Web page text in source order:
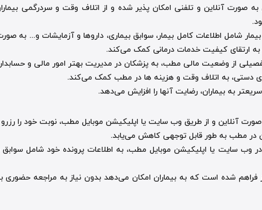
به صورت آنلاین و تلفنی امکان پذیر شده و از اتلاف وقت و سردرگمی
.
بیمار شامل اطلاعات کامل بیمار، سوابق بیماری، داروها و آزمایشات و...
به ارتقای کیفیت خدمات درمانی کمک می‌کند.
تفصیلی از وضعیت مالی مطب، به پزشکان در مدیریت بهتر امور مالی و
دستی، به اتلاف وقت و هزینه ها در مطب کمک می‌کند.
به بیماران، رضایت آنها را افزایش می‌دهد.
آنلاین و از طریق وب سایت یا اپلیکیشن موبایل مطب، نوبت خود را
در مطب به طور قابل توجهی کاهش می‌یابد.
در وب سایت یا اپلیکیشن موبایل مطب، به اطلاعات پرونده خود شامل
فراهم شده است که به بیماران امکان می‌دهد بدون نیاز به مراجعه